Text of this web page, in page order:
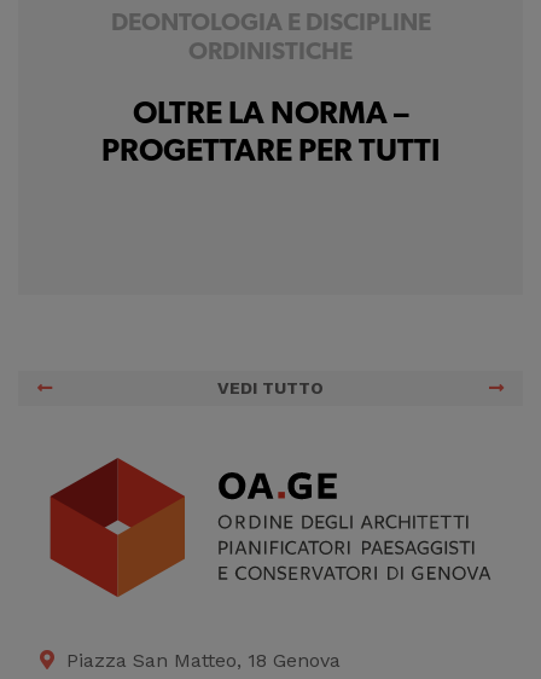
DEONTOLOGIA E DISCIPLINE
ORDINISTICHE
OLTRE LA NORMA –
PROGETTARE PER TUTTI
VEDI TUTTO
Piazza San Matteo, 18 Genova